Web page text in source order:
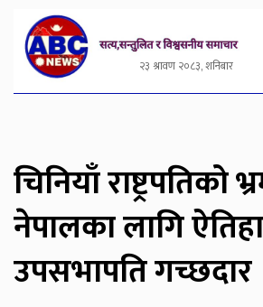
२३ श्रावण २०८३, शनिबार
चिनियाँ राष्ट्रपतिको
नेपालका लागि
उपसभापति गच्छदार